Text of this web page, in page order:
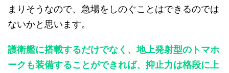
まりそうなので、急場をしのぐことはできるのでは
ないかと思います。
護衛艦に搭載するだけでなく、地上発射型のトマホ
ークも装備することができれば、抑止力は格段に上